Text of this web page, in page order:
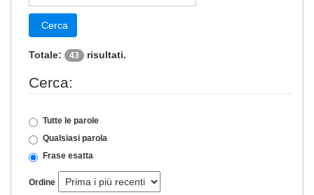
Cerca
Totale: 43 risultati.
Cerca:
Tutte le parole
Qualsiasi parola
Frase esatta
Ordine